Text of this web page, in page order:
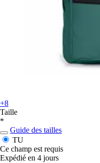
+8
Taille
*
Guide des tailles
TU
Ce champ est requis
Expédié en 4 jours